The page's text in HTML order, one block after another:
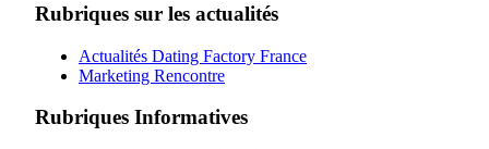
Rubriques sur les actualités
Actualités Dating Factory France
Marketing Rencontre
Rubriques Informatives